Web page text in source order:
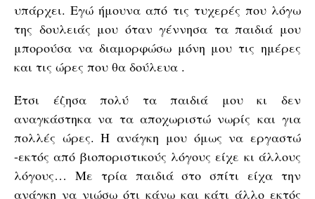
υπάρχει. Εγώ ήμουνα από τις τυχερές που λόγω
της δουλειάς μου όταν γέννησα τα παιδιά μου
μπορούσα να διαμορφώσω μόνη μου τις ημέρες
και τις ώρες που θα δούλευα .
Έτσι έζησα πολύ τα παιδιά μου κι δεν
αναγκάστηκα να τα αποχωριστώ νωρίς και για
πολλές ώρες. Η ανάγκη μου όμως να εργαστώ
-εκτός από βιοποριστικούς λόγους είχε κι άλλους
λόγους… Με τρία παιδιά στο σπίτι είχα την
ανάγκη να νιώσω ότι κάνω και κάτι άλλο εκτός